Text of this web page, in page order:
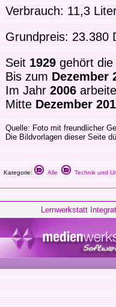
Verbrauch: 11,3
Grundpreis: 23.380
Seit1929gehört die
Bis zumDezember
Im Jahr2006
MitteDezember
Quelle: Foto mit freundlicher
Die Bildvorlagen dieser Seite
Kategorie: Alle Technik und
Lernwerkstatt